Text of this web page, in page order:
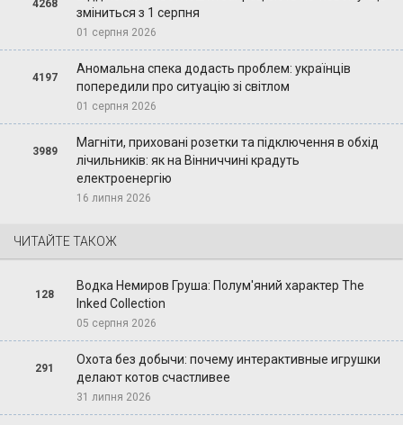
4268
зміниться з 1 серпня
01 серпня 2026
4197
Аномальна спека додасть проблем: українців
попередили про ситуацію зі світлом
01 серпня 2026
3989
Магніти, приховані розетки та підключення в обхід
лічильників: як на Вінниччині крадуть
електроенергію
16 липня 2026
ЧИТАЙТЕ ТАКОЖ
128
Водка Немиров Груша: Полум'яний характер The
Inked Collection
05 серпня 2026
291
Охота без добычи: почему интерактивные игрушки
делают котов счастливее
31 липня 2026